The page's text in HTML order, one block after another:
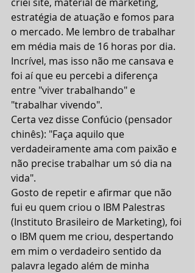
estratégia de atuação e fomos para
o mercado. Me lembro de trabalhar
em média mais de 16 horas por dia.
Incrível, mas isso não me cansava e
foi aí que eu percebi a diferença
entre "viver trabalhando" e
"trabalhar vivendo".
Certa vez disse Confúcio (pensador
chinês): "Faça aquilo que
verdadeiramente ama com paixão e
não precise trabalhar um só dia na
vida".
Gosto de repetir e afirmar que não
fui eu quem criou o IBM Palestras
(Instituto Brasileiro de Marketing), foi
o IBM quem me criou, despertando
em mim o verdadeiro sentido da
palavra legado além de minha